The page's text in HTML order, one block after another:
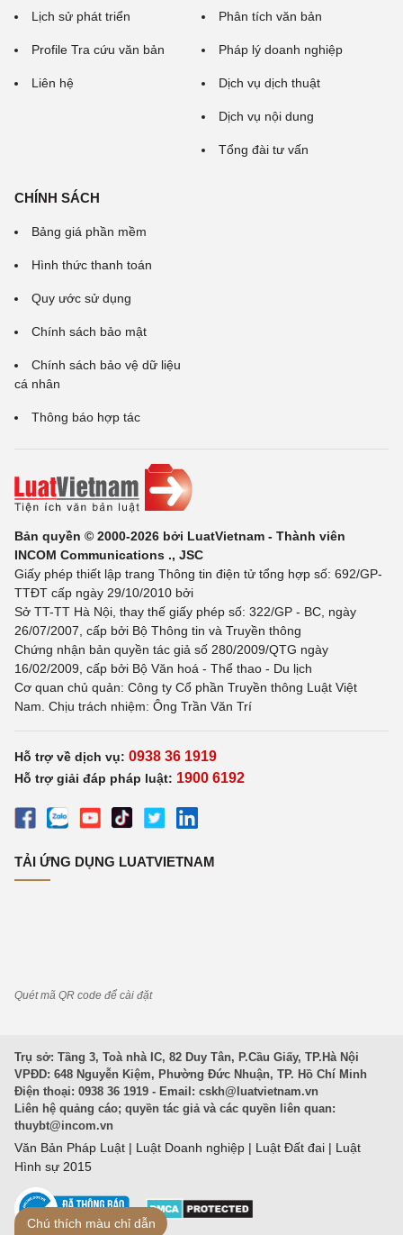
Lịch sử phát triển
Profile Tra cứu văn bản
Liên hệ
Phân tích văn bản
Pháp lý doanh nghiệp
Dịch vụ dịch thuật
Dịch vụ nội dung
Tổng đài tư vấn
CHÍNH SÁCH
Bảng giá phần mềm
Hình thức thanh toán
Quy ước sử dụng
Chính sách bảo mật
Chính sách bảo vệ dữ liệu
cá nhân
Thông báo hợp tác
Bản quyền © 2000-2026 bởi LuatVietnam - Thành viên
INCOM Communications ., JSC
Giấy phép thiết lập trang Thông tin điện tử tổng hợp số: 692/GP-
TTĐT cấp ngày 29/10/2010 bởi
Sở TT-TT Hà Nội, thay thế giấy phép số: 322/GP - BC, ngày
26/07/2007, cấp bởi Bộ Thông tin và Truyền thông
Chứng nhận bản quyền tác giả số 280/2009/QTG ngày
16/02/2009, cấp bởi Bộ Văn hoá - Thể thao - Du lịch
Cơ quan chủ quản: Công ty Cổ phần Truyền thông Luật Việt
Nam. Chịu trách nhiệm: Ông Trần Văn Trí
Hỗ trợ về dịch vụ: 0938 36 1919
Hỗ trợ giải đáp pháp luật: 1900 6192
TẢI ỨNG DỤNG LUATVIETNAM
Quét mã QR code để cài đặt
Trụ sở: Tầng 3, Toà nhà IC, 82 Duy Tân, P.Cầu Giấy, TP.Hà Nội
VPĐD: 648 Nguyễn Kiệm, Phường Đức Nhuận, TP. Hồ Chí Minh
Điện thoại: 0938 36 1919 - Email: cskh@luatvietnam.vn
Liên hệ quảng cáo; quyền tác giả và các quyền liên quan:
thuybt@incom.vn
Văn Bản Pháp Luật | Luật Doanh nghiệp | Luật Đất đai | Luật
Hình sự 2015
Chú thích màu chỉ dẫn